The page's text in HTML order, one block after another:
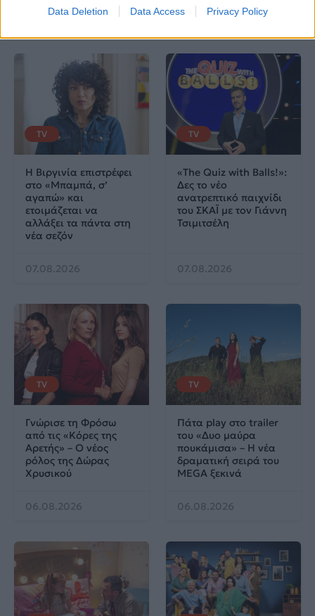
Data Deletion Data Access Privacy Policy
TV
Η Βιργινία επιστρέφει
στο «Μπαμπά, σ’
αγαπώ» και
ετοιμάζεται να
αλλάξει τα πάντα στη
νέα σεζόν
07.08.2026
TV
«The Quiz with Balls!»:
Δες το νέο
ανατρεπτικό παιχνίδι
του ΣΚΑΪ με τον Γιάννη
Τσιμιτσέλη
07.08.2026
TV
Γνώρισε τη Φρόσω
από τις «Κόρες της
Αρετής» – Ο νέος
ρόλος της Δώρας
Χρυσικού
06.08.2026
TV
Πάτα play στο trailer
του «Δυο μαύρα
πουκάμισα» – Η νέα
δραματική σειρά του
MEGA ξεκινά
06.08.2026